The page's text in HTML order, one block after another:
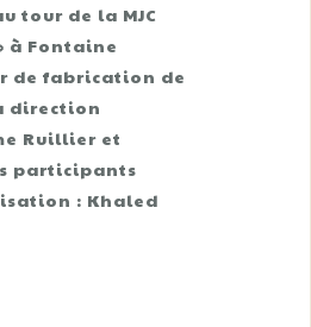
tour de la MJC
à Fontaine
de fabrication de
direction
Ruillier et
participants
: Khaled